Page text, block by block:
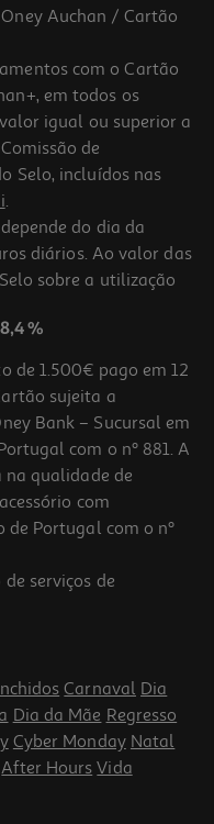
Auchan / Cartão
com o Cartão
em todos os
igual ou superior a
de
Selo, incluídos nas
.
do dia da
diários. Ao valor das
sobre a utilização
%
de 1.500€ pago em 12
sujeita a
Bank – Sucursal em
com o nº 881. A
na qualidade de
com
de Portugal com o nº
serviços de
Carnaval Dia
Dia da Mãe Regresso
Cyber Monday Natal
After Hours Vida